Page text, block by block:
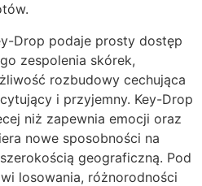
Drop podaje prosty dostęp
zespolenia skórek,
rozbudowy cechująca
i przyjemny. Key-Drop
niż zapewnia emocji oraz
nowe sposobności na
geograficzną. Pod
losowania, różnorodności